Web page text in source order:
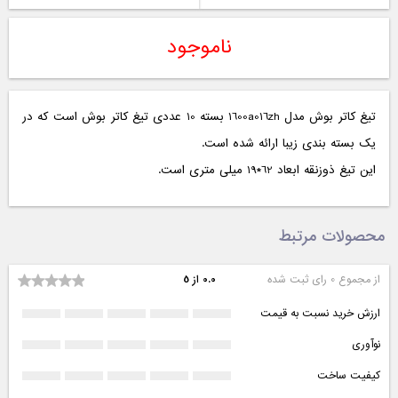
ناموجود
تیغ کاتر بوش مدل 1600a016zh بسته 10 عددی تیغ کاتر بوش است که در
یک بسته بندی زیبا ارائه شده است.
این تیغ ذوزنقه ابعاد 62*19 میلی متری است.
محصولات مرتبط
از مجموع 0 رای ثبت شده 0.0 از 5
ارزش خرید نسبت به قیمت
نوآوری
کیفیت ساخت